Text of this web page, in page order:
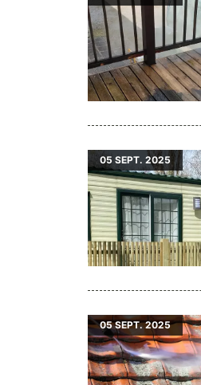
05 SEPT. 2025
05SEPT. 2025